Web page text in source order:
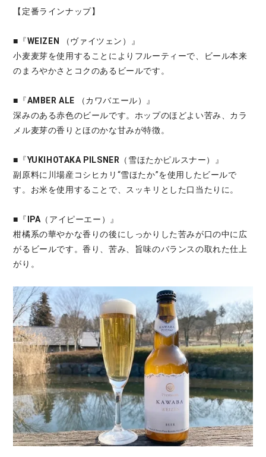
【定番ラインナップ】
■『WEIZEN
（ヴァイツェン）』
小麦麦芽を使用することによりフルーティーで、ビール本来
のまろやかさとコクのあるビールです。
■『AMBER ALE （カワバエール）』
深みのある赤色のビールです。ホップのほどよい苦み、カラ
メル麦芽の香りとほのかな甘みが特徴。
■『YUKIHOTAKA PILSNER （雪ほたかピルスナー）』
副原料に川場産コシヒカリ“雪ほたか”を使用したビールで
す。お米を使用することで、スッキリとした口当たりに。
■『 IPA （アイピーエー）』
柑橘系の華やかな香りの後にしっかりした苦みが口の中に広
がるビールです。香り、苦み、旨味のバランスの取れた仕上
がり。